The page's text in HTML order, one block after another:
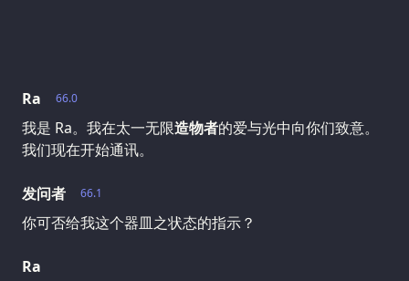
66.0
Ra
我是 Ra。我在太一无限造物者的爱与光中向你们致意。
我们现在开始通讯。
66.1
发问者
你可否给我这个器皿之状态的指示？
Ra